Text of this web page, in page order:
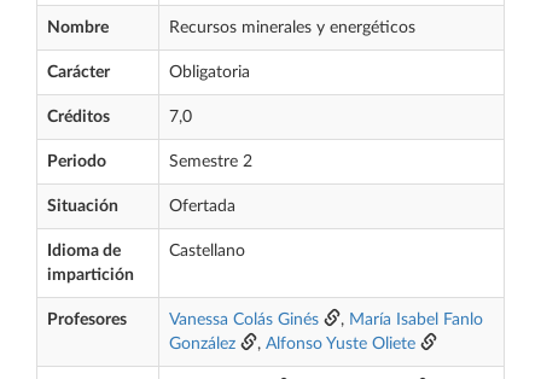
Nombre Recursos minerales y energéticos
Carácter Obligatoria
Créditos 7,0
Periodo Semestre 2
Situación Ofertada
Idioma de
impartición
Castellano
Profesores Vanessa Colás Ginés , María Isabel Fanlo
González
, Alfonso Yuste Oliete